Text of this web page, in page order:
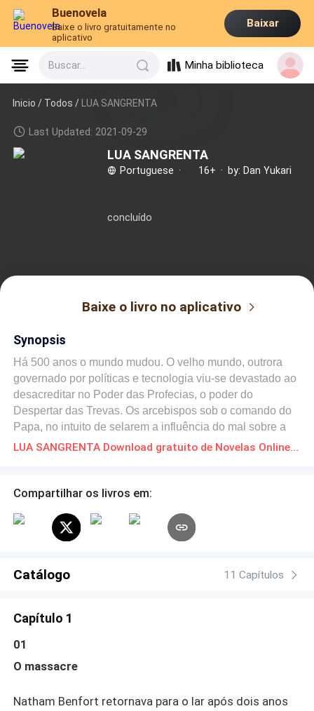
Buenovela
Baixe o livro gratuitamente no
aplicativo
Baixar
Buscar... Minha biblioteca
Inicio / Todos / LUA SANGRENTA
Last Updated: 2021-09-29
LUA SANGRENTA
Portuguese · 16+ · by: Dan Yukari
concluído
Baixe o livro no aplicativo
Synopsis
Há 500 anos o mundo mudou. O velho mundo, outrora
governado por políticas e tecnologia viu-se devastado ao
desacreditar no Poder das Profecias, o poder do
Despertar das Trevas. Os arcebispos sob o comando do
Papa, no intuito de selarem a influência do mal sobre a
humanidade foram enganados por falsas palavras
abriram os Portões do Inferno. Belzebu, um dos
então saiu e devorou os únicos que sabiam como reverter
o processo. Após isso, vampiros, lobisomens, feiticeiros e
fim de prepará-lo para a chegada do Senhor das Trevas.
únicos homens capazes de confrontar o mal frente a
Deus...
LUA SANGRENTA Download gratuito de Novelas Online em PDF
Compartilhar os livros em:
Catálogo 11 Capítulos
Capítulo 1
01
O massacre
Natham Benfort retornava para o lar após dois anos